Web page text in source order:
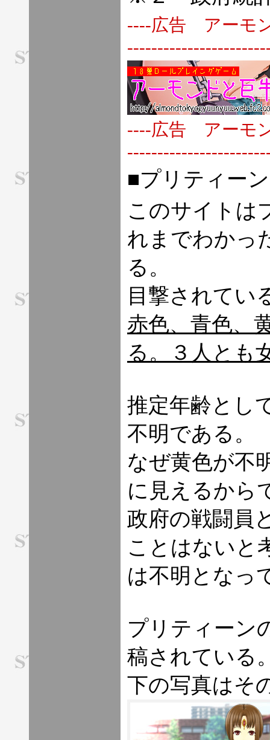
----広告 アーモ
----広告 アーモ
■プリティー
このサイトは
れまでわかっ
る。
目撃されてい
赤色、青色、
る。３人とも
推定年齢とし
不明である。
なぜ黄色が不
に見えるから
政府の戦闘員
ことはないと
は不明となっ
プリティーン
稿されている
下の写真はそ